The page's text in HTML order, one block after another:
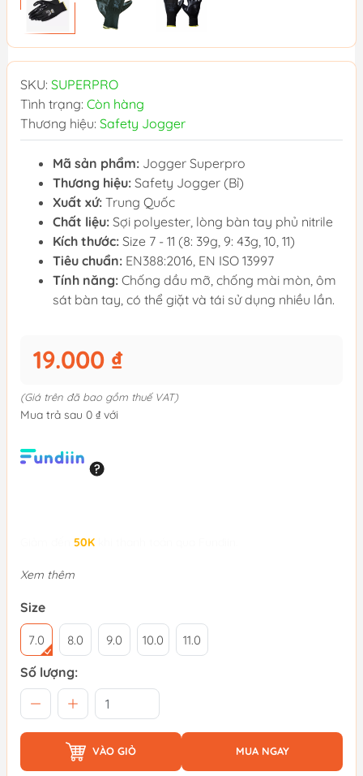
SKU: SUPERPRO
Tình trạng: Còn hàng
Thương hiệu: Safety Jogger
Mã sản phẩm: Jogger Superpro
Thương hiệu: Safety Jogger (Bỉ)
Xuất xứ: Trung Quốc
Chất liệu: Sợi polyester, lòng bàn tay phủ nitrile
Kích thước: Size 7 - 11 (8: 39g, 9: 43g, 10, 11)
Tiêu chuẩn: EN388:2016, EN ISO 13997
Tính năng: Chống dầu mỡ, chống mài mòn, ôm
sát bàn tay, có thể giặt và tái sử dụng nhiều lần.
19.000 ₫
(Giá trên đã bao gồm thuế VAT)
Mua trả sau 0 ₫ với
50K
Xem thêm
Size
7.0 8.0 9.0 10.0 11.0
Số lượng:
VÀO GIỎ MUA NGAY